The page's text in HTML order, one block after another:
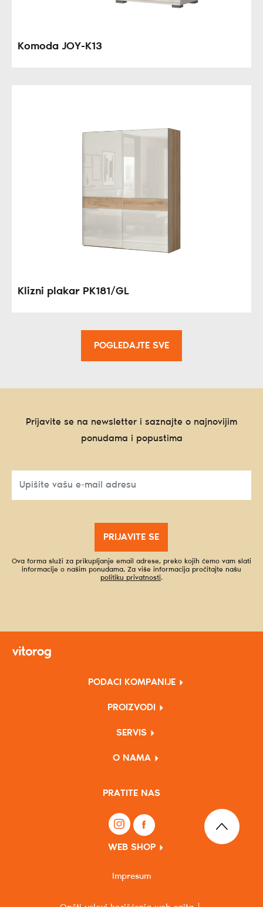
Komoda JOY-K13
Klizni plakar PK181/GL
POGLEDAJTE SVE
Prijavite se na newsletter i saznajte o najnovijim
ponudama i popustima
PRIJAVITE SE
Ova forma služi za prikupljanje email adrese, preko kojih ćemo vam slati
informacije o našim ponudama. Za više informacija pročitajte našu
politiku privatnosti.
PODACI KOMPANIJE
PROIZVODI
SERVIS
O NAMA
PRATITE NAS
WEB SHOP
Impresum